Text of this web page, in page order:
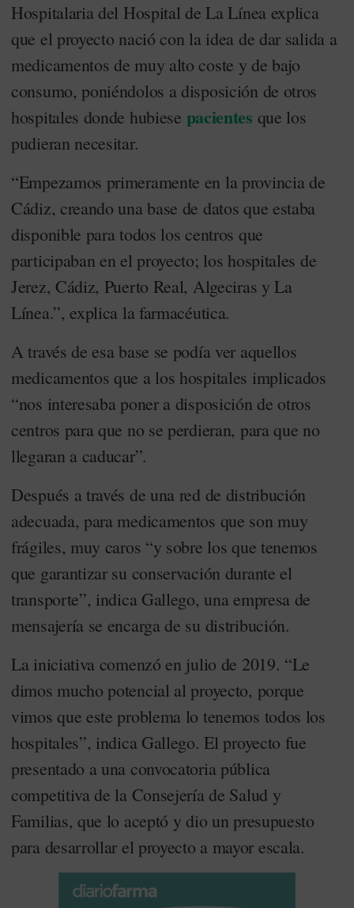
Hospitalaria del Hospital de La Línea explica
que el proyecto nació con la idea de dar salida a
medicamentos de muy alto coste y de bajo
consumo, poniéndolos a disposición de otros
hospitales donde hubiese pacientes que los
pudieran necesitar.
“Empezamos primeramente en la provincia de
Cádiz, creando una base de datos que estaba
disponible para todos los centros que
participaban en el proyecto; los hospitales de
Jerez, Cádiz, Puerto Real, Algeciras y La
Línea.”, explica la farmacéutica.
A través de esa base se podía ver aquellos
medicamentos que a los hospitales implicados
“nos interesaba poner a disposición de otros
centros para que no se perdieran, para que no
llegaran a caducar”.
Después a través de una red de distribución
adecuada, para medicamentos que son muy
frágiles, muy caros “y sobre los que tenemos
que garantizar su conservación durante el
transporte”, indica Gallego, una empresa de
mensajería se encarga de su distribución.
La iniciativa comenzó en julio de 2019. “Le
dimos mucho potencial al proyecto, porque
vimos que este problema lo tenemos todos los
hospitales”, indica Gallego. El proyecto fue
presentado a una convocatoria pública
competitiva de la Consejería de Salud y
Familias, que lo aceptó y dio un presupuesto
para desarrollar el proyecto a mayor escala.